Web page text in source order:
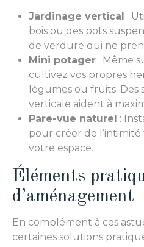
Jardinage vertical :
bois ou des pots
de verdure qui ne
Mini potager : Même
cultivez vos propres
légumes ou fruits.
verticale aident à
Pare-vue naturel :
pour créer de
votre espace.
Éléments
d’aménagement
En complément à ces
certaines solutions